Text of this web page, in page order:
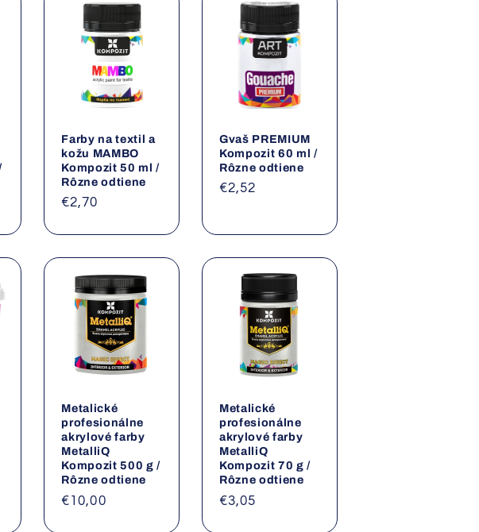
Farby na textil a
kožu MAMBO
Kompozit 50 ml /
Rôzne odtiene
Normálna
€2,70
Gvaš PREMIUM
Kompozit 60 ml /
Rôzne odtiene
Normálna
€2,52
Metalické
profesionálne
akrylové farby
MetalliQ
Kompozit 500 g /
Rôzne odtiene
Normálna
€10,00
Metalické
profesionálne
akrylové farby
MetalliQ
Kompozit 70 g /
Rôzne odtiene
Normálna
€3,05